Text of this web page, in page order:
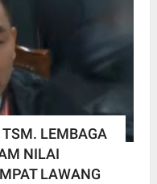
LEMBAGA
NILAI
LAWANG